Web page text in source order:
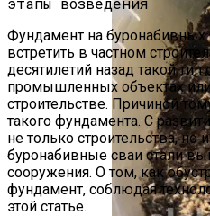
Фундамент на
встретить в частном
десятилетий назад такой
промышленных объектах
строительстве. Причиной
такого фундамента. С
не только строительства, но
буронабивные сваи стали
сооружения. О том, как
фундамент, соблюдая
этой статье.